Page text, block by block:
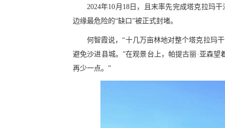
2024年10月18日，且末率先完成塔克拉玛
边缘最危险的“缺口”被正式封堵。
何智霞说，“十几万亩林地对整个塔克拉玛
避免沙进县城。”在观景台上，帕提古丽·亚森
再少一点。”